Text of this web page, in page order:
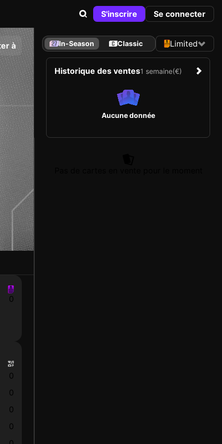
S'inscrire Se connecter
à
0
0
0
0
0
In-Season Classic Limited
Historique des ventes1 semaine(€)
Aucune donnée